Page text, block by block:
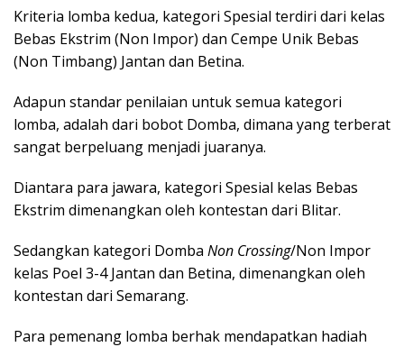
Kriteria lomba kedua, kategori Spesial terdiri dari kelas
Bebas Ekstrim (Non Impor) dan Cempe Unik Bebas
(Non Timbang) Jantan dan Betina.
Adapun standar penilaian untuk semua kategori
lomba, adalah dari bobot Domba, dimana yang terberat
sangat berpeluang menjadi juaranya.
Diantara para jawara, kategori Spesial kelas Bebas
Ekstrim dimenangkan oleh kontestan dari Blitar.
Sedangkan kategori Domba Non Crossing/Non Impor
kelas Poel 3-4 Jantan dan Betina, dimenangkan oleh
kontestan dari Semarang.
Para pemenang lomba berhak mendapatkan hadiah